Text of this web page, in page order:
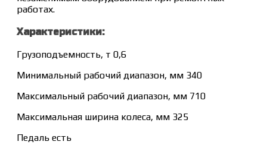
работах.
Характеристики:
Грузоподъемность, т 0,6
Минимальный рабочий диапазон, мм 340
Максимальный рабочий диапазон, мм 710
Максимальная ширина колеса, мм 325
Педаль есть